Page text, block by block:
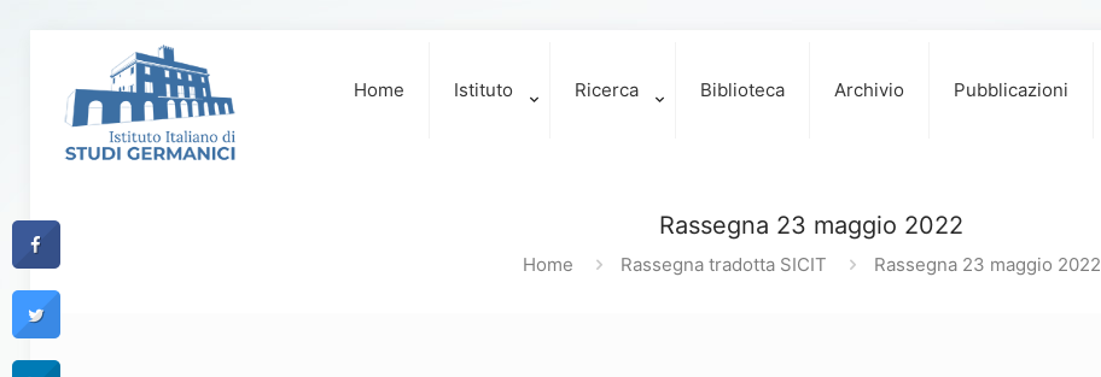
Home Istituto Ricerca Biblioteca Archivio Pubblicazioni
Rassegna 23 maggio 2022
Home Rassegna tradotta SICIT Rassegna 23 maggio 2022